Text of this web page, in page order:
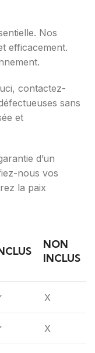
Nos
efficacement.
contactez-
sans
et
d’un
nous vos
la paix
NON
INCLUS
X
X